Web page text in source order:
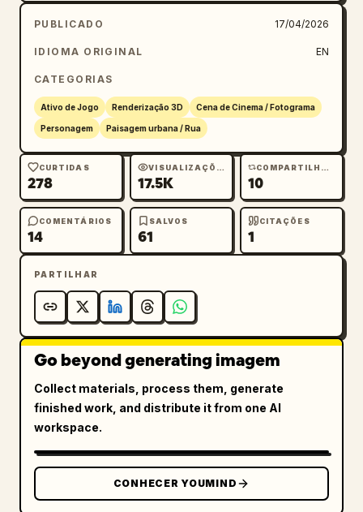
Este planeta não é seu para proteger. O
domínio Viltrumita é inevitável.
    "choices": [
      "1.
Você não vai dominar nada. ",
      "2. O que você quer de mim?",
      "3. Não me importo com a sua política."
    ],
    "highlight": "A escolha 1 tem uma barra
de fundo roxa translúcida"
  }
}
PUBLICADO 17/04/2026
IDIOMA ORIGINAL EN
CATEGORIAS
Ativo de Jogo Renderização 3D Cena de Cinema / Fotograma
Personagem Paisagem urbana / Rua
CURTIDAS
278
VISUALIZAÇÕES
17.5K
COMPARTILHAMENTOS
10
COMENTÁRIOS
14
SALVOS
61
CITAÇÕES
1
PARTILHAR
Go beyond generating imagem
Collect materials, process them, generate
finished work, and distribute it from one AI
workspace.
CONHECER YOUMIND